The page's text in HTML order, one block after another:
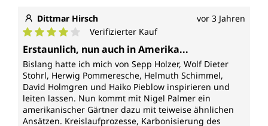
Dittmar Hirsch vor 3 Jahren
Durchschnittliche Bewertung von 4 von 5 Sternen
Verifizierter Kauf
Erstaunlich, nun auch in Amerika...
Bislang hatte ich mich von Sepp Holzer, Wolf Dieter
Stohrl, Herwig Pommeresche, Helmuth Schimmel,
David Holmgren und Haiko Pieblow inspirieren und
leiten lassen. Nun kommt mit Nigel Palmer ein
amerikanischer Gärtner dazu mit teiweise ähnlichen
Ansätzen. Kreislaufprozesse, Karbonisierung des